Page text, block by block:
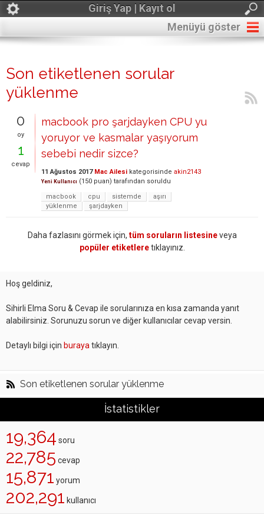
Giriş Yap | Kayıt ol
Menüyü göster
Son etiketlenen sorular
yüklenme
0
oy
1
cevap
macbook pro şarjdayken CPU yu
yoruyor ve kasmalar yaşıyorum
sebebi nedir sizce?
11 Ağustos 2017 Mac Ailesi kategorisinde akin2143
Yeni Kullanıcı (150 puan) tarafından soruldu
macbook
cpu sistemde
aşırı
yüklenme
şarjdayken
Daha fazlasını görmek için, tüm soruların listesineveya
popüler etiketleretıklayınız.
Hoş geldiniz,
Sihirli Elma Soru & Cevap ile sorularınıza en kısa zamanda yanıt
alabilirsiniz. Sorunuzu sorun ve diğer kullanıcılar cevap versin.
Detaylı bilgi için buraya tıklayın.
Son etiketlenen sorular yüklenme
İstatistikler
19,364 soru
22,785 cevap
15,871 yorum
202,291 kullanıcı